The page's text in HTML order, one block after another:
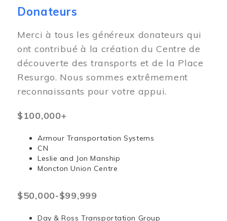
Donateurs
Merci à tous les généreux donateurs qui
ont contribué à la création du Centre de
découverte des transports et de la Place
Resurgo. Nous sommes extrêmement
reconnaissants pour votre appui.
$100,000+
Armour Transportation Systems
CN
Leslie and Jon Manship
Moncton Union Centre
$50,000-$99,999
Day & Ross Transportation Group